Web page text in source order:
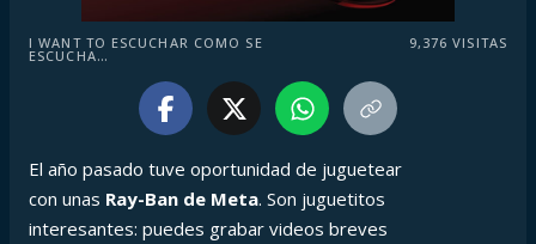
I WANT TO ESCUCHAR COMO SE
ESCUCHA…
9,376 VISITAS
El año pasado tuve oportunidad de juguetear
con unas Ray-Ban de Meta. Son juguetitos
interesantes: puedes grabar videos breves